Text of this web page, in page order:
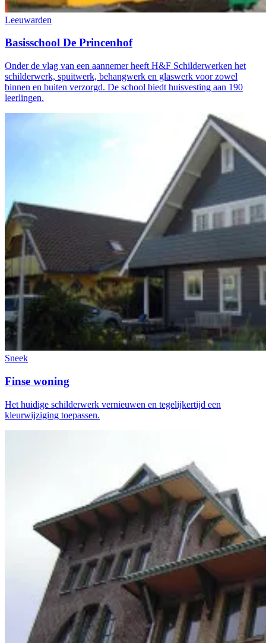
Leeuwarden
Basisschool De Princenhof
Onder de vlag van een aannemer heeft H&F Schilderwerken het
schilderwerk, spuitwerk, behangwerk en glaswerk voor zowel
binnen en buiten verzorgd. De school biedt huisvesting aan 190
leerlingen.
Sneek
Finse woning
Het huidige schilderwerk vernieuwen en tegelijkertijd een
kleurwijziging toepassen.